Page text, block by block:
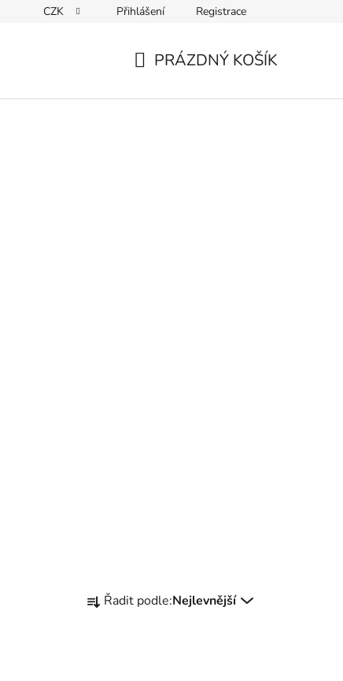
CZK Přihlášení Registrace
PRÁZDNÝ KOŠÍK
a Řadit podle:Nejlevnější